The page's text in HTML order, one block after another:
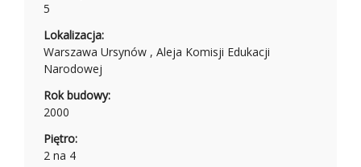
5
Lokalizacja:
Warszawa Ursynów , Aleja Komisji Edukacji
Narodowej
Rok budowy:
2000
Piętro:
2 na 4